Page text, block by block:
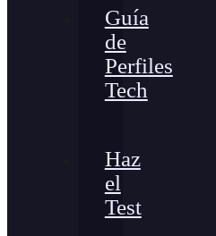
Guía
de
Perfiles
Tech
Haz
el
Test